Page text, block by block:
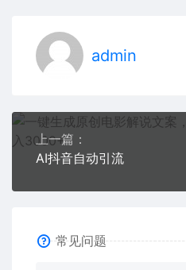
admin
上一篇：
AI抖音自动引流
常见问题